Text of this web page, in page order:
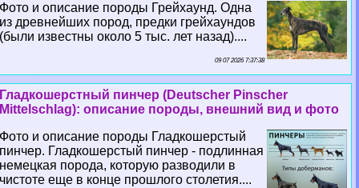
Фото и описание породы Грейхаунд. Одна
из древнейших пород, предки грейхаундов
(были известны около 5 тыс. лет назад)....
09 07 2026 7:37:38
Гладкошерстный пинчер (Deutscher Pinscher
Mittelschlag): описание породы, внешний вид и фото
Фото и описание породы Гладкошерстый
пинчер. Гладкошерстый пинчер - подлинная
немецкая порода, которую разводили в
чистоте еще в конце прошлого столетия....